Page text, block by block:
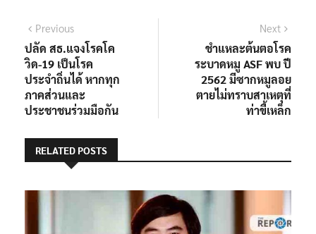
แนะแนว
เรื่อง
PreviousPrevious
post:
ปลัด สธ.แจงโรคโค
วิด-19 เป็นโรค
ประจำถิ่นได้ หากทุก
ภาคส่วนและ
ประชาชนร่วมมือกัน
Next
ชำแหละต้นตอโรค
ระบาดหมู ASF พบ ปี
2562 มีซากหมูลอย
ตายไม่ทราบสาเหตุที่
ท่าขี้เหล็ก
RELATED POSTS